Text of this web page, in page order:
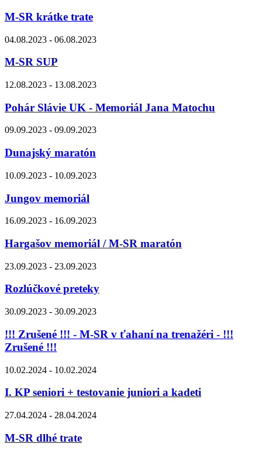
M-SR krátke trate
04.08.2023 - 06.08.2023
M-SR SUP
12.08.2023 - 13.08.2023
Pohár Slávie UK - Memoriál Jana Matochu
09.09.2023 - 09.09.2023
Dunajský maratón
10.09.2023 - 10.09.2023
Jungov memoriál
16.09.2023 - 16.09.2023
Hargašov memoriál / M-SR maratón
23.09.2023 - 23.09.2023
Rozlúčkové preteky
30.09.2023 - 30.09.2023
!!! Zrušené !!! - M-SR v ťahaní na trenažéri - !!!
Zrušené !!!
10.02.2024 - 10.02.2024
I. KP seniori + testovanie juniori a kadeti
27.04.2024 - 28.04.2024
M-SR dlhé trate